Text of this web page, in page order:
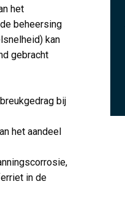
het
beheersing
kan
gebracht
bij
het aandeel
in de